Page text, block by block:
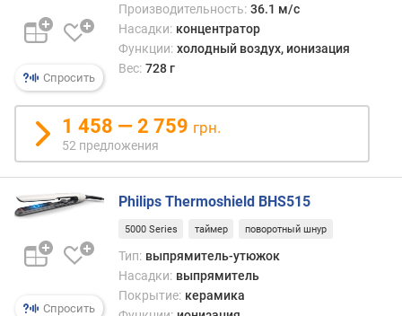
н
и
о
н
о
с
ь
(
т
Спросить
Производительность: 36.1 м/с
Насадки: концентратор
Функции: холодный воздух, ионизация
Вес: 728 г
1 458 — 2 759 грн.
52 предложения
Спросить
Philips Thermoshield BHS515
5000 Series таймер поворотный шнур
Тип: выпрямитель-утюжок
Насадки: выпрямитель
Покрытие: керамика